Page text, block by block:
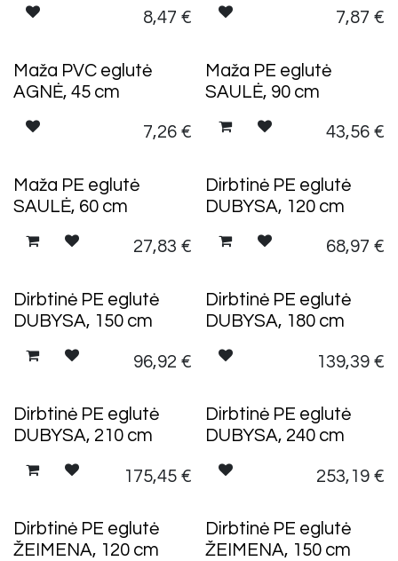
8,47 € 7,87 €
Maža PVC eglutė
AGNĖ, 45 cm
7,26 € TURIME VIETOJE
Maža PE eglutė
SAULĖ, 90 cm
43,56€
TURIME VIETOJE
Maža PE eglutė
SAULĖ, 60 cm
27,83 € TURIME VIETOJE
Dirbtinė PE eglutė
DUBYSA, 120 cm
68,97 €
TURIME VIETOJE
Dirbtinė PE eglutė
DUBYSA, 150 cm
96,92 €
Dirbtinė PE eglutė
DUBYSA, 180 cm
139,39€
TURIME VIETOJE
Dirbtinė PE eglutė
DUBYSA, 210 cm
175,45 €
Dirbtinė PE eglutė
DUBYSA, 240 cm
253,19€
Dirbtinė PE eglutė
ŽEIMENA, 120 cm
Dirbtinė PE eglutė
ŽEIMENA, 150 cm